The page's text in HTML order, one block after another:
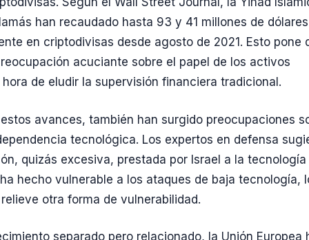
han recaudado hasta 93 y 41 millones de dólares
en criptodivisas desde agosto de 2021. Esto pone
acuciante sobre el papel de los activos
de eludir la supervisión financiera tradicional.
avances, también han surgido preocupaciones
tecnológica. Los expertos en defensa
quizás excesiva, prestada por Israel a la tecnología
hecho vulnerable a los ataques de baja tecnología,
otra forma de vulnerabilidad.
separado pero relacionado, la Unión Europea